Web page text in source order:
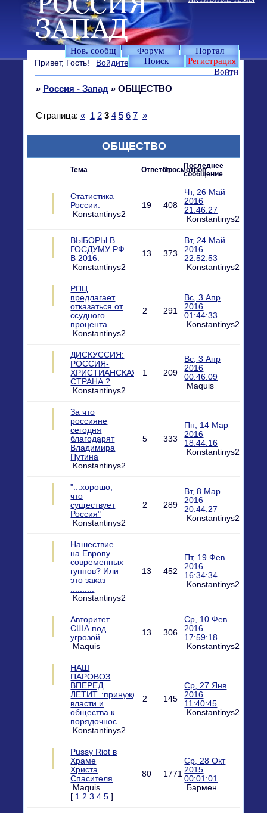
Нов. сообщ Форум
Портал
Поиск
Регистрация
Войти
Привет, Гость! Войдите илизарегистрируйтесь.
» Россия - Запад » ОБЩЕСТВО
ОБЩЕСТВО
Страница: « 1 2 3 4 5 6 7 »
Тема ОтветовПросмотров
Последнее
сообщение
Статистика
России.
Konstantinys2
19 408
Чт, 26 Май
2016
21:46:27
Konstantinys2
ВЫБОРЫ В
ГОСДУМУ РФ
В 2016.
Konstantinys2
13 373
Вт, 24 Май
2016
22:52:53
Konstantinys2
РПЦ
предлагает
отказаться от
ссудного
процента.
Konstantinys2
2 291
Вс, 3 Апр
2016
01:44:33
Konstantinys2
ДИСКУССИЯ:
РОССИЯ-
ХРИСТИАНСКАЯ
СТРАНА ?
Konstantinys2
1 209
Вс, 3 Апр
2016
00:46:09
Maquis
За что
россияне
сегодня
благодарят
Владимира
Путина
Konstantinys2
5 333
Пн, 14 Мар
2016
18:44:16
Konstantinys2
"...хорошо,
что
существует
Россия"
Konstantinys2
2 289
Вт, 8 Мар
2016
20:44:27
Konstantinys2
Нашествие
на Европу
современных
гуннов? Или
это заказ
..........
Konstantinys2
13 452
Пт, 19 Фев
2016
16:34:34
Konstantinys2
Авторитет
США под
угрозой
Maquis
13 306
Ср, 10 Фев
2016
17:59:18
Konstantinys2
НАШ
ПАРОВОЗ
ВПЕРЕД
ЛЕТИТ..:принуждение
власти и
общества к
порядочнос
Konstantinys2
2 145
Ср, 27 Янв
2016
11:40:45
Konstantinys2
Pussy Riot в
Храме
Христа
Спасителя
Maquis
[ 1 2 3 4 5 ]
80 1771
Ср, 28 Окт
2015
00:01:01
Бармен